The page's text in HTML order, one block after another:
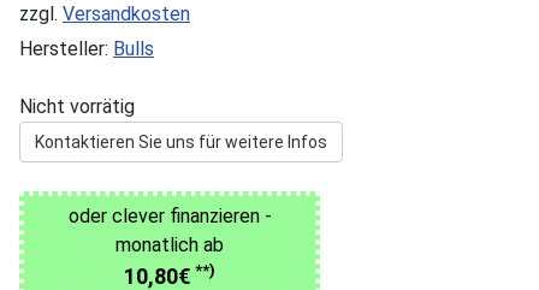
zzgl. Versandkosten
Hersteller: Bulls
Nicht vorrätig
Kontaktieren Sie uns für weitere Infos
oder clever finanzieren -
monatlich ab
10,80€ **)